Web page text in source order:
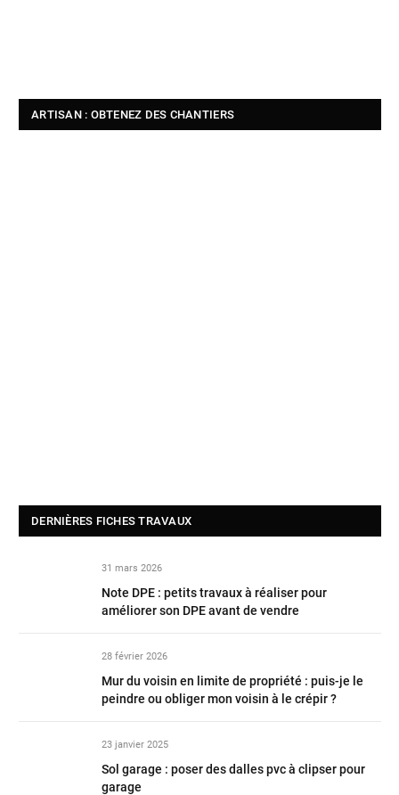
ARTISAN : OBTENEZ DES CHANTIERS
DERNIÈRES FICHES TRAVAUX
31 mars 2026
Note DPE : petits travaux à réaliser pour
améliorer son DPE avant de vendre
28 février 2026
Mur du voisin en limite de propriété : puis-je le
peindre ou obliger mon voisin à le crépir ?
23 janvier 2025
Sol garage : poser des dalles pvc à clipser pour
garage